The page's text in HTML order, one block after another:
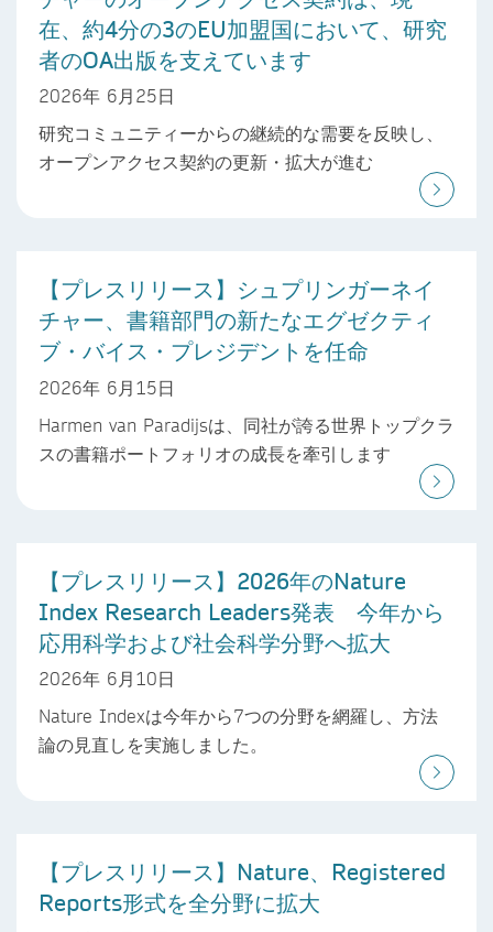
在、約4分の3のEU加盟国において、研究
者のOA出版を支えています
2026年 6月25日
研究コミュニティーからの継続的な需要を反映し、
オープンアクセス契約の更新・拡大が進む
【プレスリリース】シュプリンガーネイ
チャー、書籍部門の新たなエグゼクティ
ブ・バイス・プレジデントを任命
2026年 6月15日
Harmen van Paradijsは、同社が誇る世界トップクラ
スの書籍ポートフォリオの成長を牽引します
【プレスリリース】2026年のNature
Index Research Leaders発表 今年から
応用科学および社会科学分野へ拡大
2026年 6月10日
Nature Indexは今年から7つの分野を網羅し、方法
論の見直しを実施しました。
【プレスリリース】Nature、Registered
Reports形式を全分野に拡大